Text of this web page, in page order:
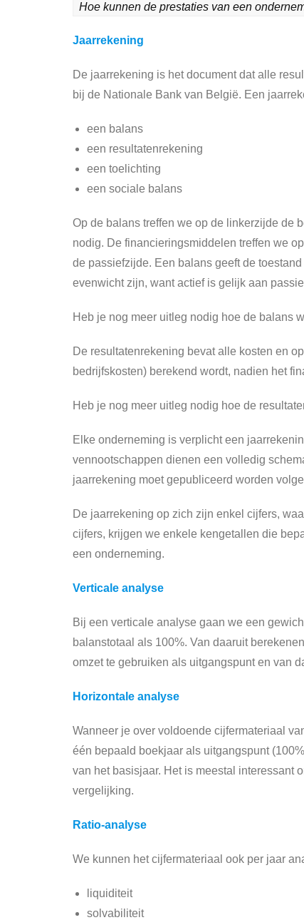
Hoe kunnen de prestaties van een
Jaarrekening
De jaarrekening is het document dat alle
bij de Nationale Bank van België. Een
een balans
een resultatenrekening
een toelichting
een sociale balans
Op de balans treffen we op de linkerzijde de
nodig. De financieringsmiddelen treffen we
de passiefzijde. Een balans geeft de
evenwicht zijn, want actief is gelijk aan
Heb je nog meer uitleg nodig hoe de balans
De resultatenrekening bevat alle kosten en
bedrijfskosten) berekend wordt, nadien het
Heb je nog meer uitleg nodig hoe de
Elke onderneming is verplicht een
vennootschappen dienen een volledig
jaarrekening moet gepubliceerd worden
De jaarrekening op zich zijn enkel cijfers,
cijfers, krijgen we enkele kengetallen die
een onderneming.
Verticale analyse
Bij een verticale analyse gaan we een
balanstotaal als 100%. Van daaruit
omzet te gebruiken als uitgangspunt en van
Horizontale analyse
Wanneer je over voldoende cijfermateriaal
één bepaald boekjaar als uitgangspunt
van het basisjaar. Het is meestal interessant
vergelijking.
Ratio-analyse
We kunnen het cijfermateriaal ook per jaar
liquiditeit
solvabiliteit